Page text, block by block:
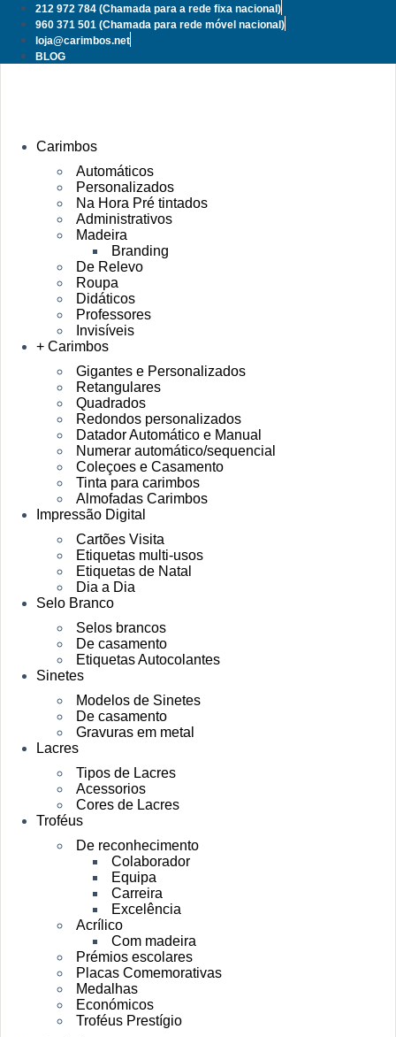
Pular
para
conteúdo
212 972 784 (Chamada para a rede fixa nacional)
960 371 501 (Chamada para rede móvel nacional)
loja@carimbos.net
BLOG
Carimbos
Automáticos
Personalizados
Na Hora Pré tintados
Administrativos
Madeira
Branding
De Relevo
Roupa
Didáticos
Professores
Invisíveis
+ Carimbos
Gigantes e Personalizados
Retangulares
Quadrados
Redondos personalizados
Datador Automático e Manual
Numerar automático/sequencial
Coleçoes e Casamento
Tinta para carimbos
Almofadas Carimbos
Impressão Digital
Cartões Visita
Etiquetas multi-usos
Etiquetas de Natal
Dia a Dia
Selo Branco
Selos brancos
De casamento
Etiquetas Autocolantes
Sinetes
Modelos de Sinetes
De casamento
Gravuras em metal
Lacres
Tipos de Lacres
Acessorios
Cores de Lacres
Troféus
De reconhecimento
Colaborador
Equipa
Carreira
Excelência
Acrílico
Com madeira
Prémios escolares
Placas Comemorativas
Medalhas
Económicos
Troféus Prestígio